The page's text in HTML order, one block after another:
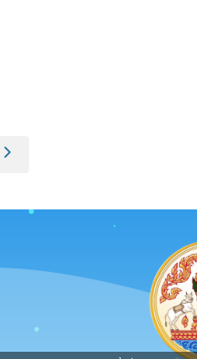
ศุสัตว์ (กองคลัง) ประกาศผู้ชนะการ
ดไป: ประกาศกรมปศุสัตว์ (ศทส) เรื่อง